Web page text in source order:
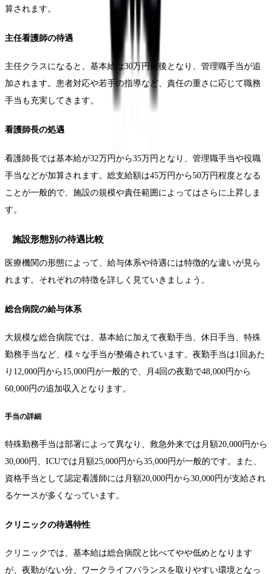
算されます。
主任看護師の待遇
主任クラスになると、基本給は30万円前後となり、管理職手当が追
加されます。患者対応や若手の指導など、責任の重さに応じて職務
手当も充実してきます。
看護師長の処遇
看護師長では基本給が32万円から35万円となり、管理職手当や役職
手当などが加算されます。総支給額は45万円から50万円程度となる
ことが一般的で、施設の規模や責任範囲によってはさらに上昇しま
す。
施設形態別の待遇比較
医療機関の形態によって、給与体系や待遇には特徴的な違いが見ら
れます。それぞれの特徴を詳しく見ていきましょう。
総合病院の給与体系
大規模な総合病院では、基本給に加えて夜勤手当、休日手当、特殊
勤務手当など、様々な手当が整備されています。夜勤手当は1回あた
り12,000円から15,000円が一般的で、月4回の夜勤で48,000円から
60,000円の追加収入となります。
手当の詳細
特殊勤務手当は部署によって異なり、救急外来では月額20,000円から
30,000円、ICUでは月額25,000円から35,000円が一般的です。また、
資格手当として認定看護師には月額20,000円から30,000円が支給され
るケースが多くなっています。
クリニックの待遇特性
クリニックでは、基本給は総合病院と比べてやや低めとなります
が、夜勤がない分、ワークライフバランスを取りやすい環境となっ